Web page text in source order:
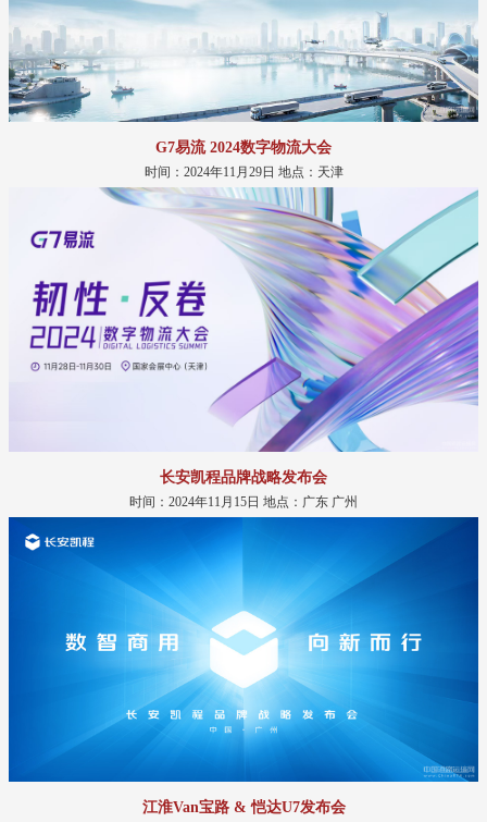
G7易流 2024数字物流大会
时间：2024年11月29日 地点：天津
长安凯程品牌战略发布会
时间：2024年11月15日 地点：广东 广州
江淮Van宝路 & 恺达U7发布会